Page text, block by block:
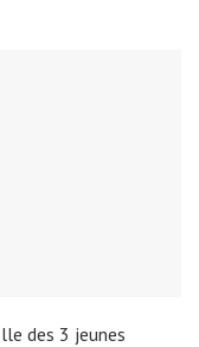
des 3 jeunes